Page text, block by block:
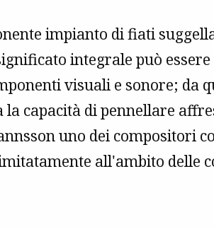
impianto di fiati
integrale può
visuali e sonore; da
capacità di pennellare
uno dei compositori
all'ambito delle